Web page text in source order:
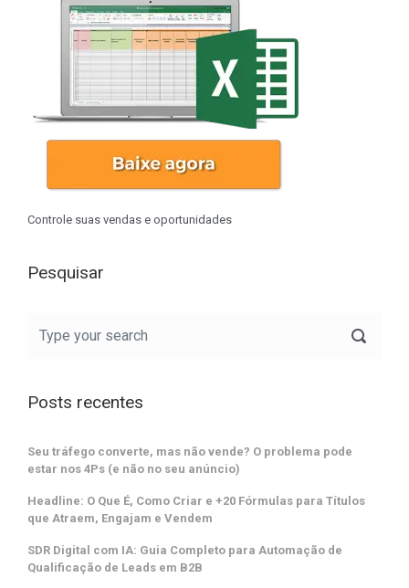
Controle suas vendas e oportunidades
Pesquisar
Posts recentes
Seu tráfego converte, mas não vende? O problema pode
estar nos 4Ps (e não no seu anúncio)
Headline: O Que É, Como Criar e +20 Fórmulas para Títulos
que Atraem, Engajam e Vendem
SDR Digital com IA: Guia Completo para Automação de
Qualificação de Leads em B2B